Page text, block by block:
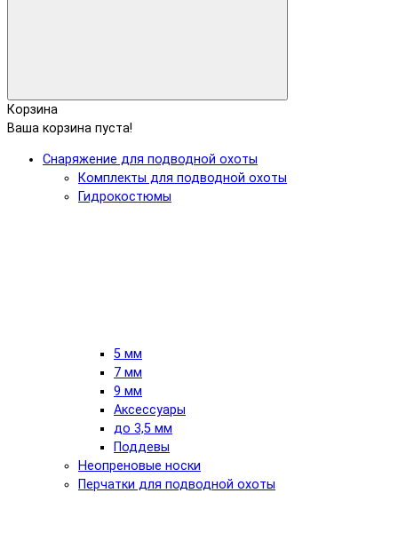
Корзина
Ваша корзина пуста!
Снаряжение для подводной охоты
Комплекты для подводной охоты
Гидрокостюмы
5 мм
7 мм
9 мм
Аксессуары
до 3,5 мм
Поддевы
Неопреновые носки
Перчатки для подводной охоты